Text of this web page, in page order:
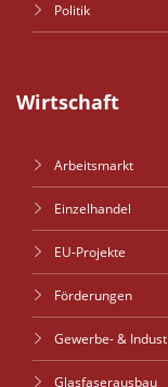
Politik
Wirtschaft
Arbeitsmarkt
Einzelhandel
EU-Projekte
Förderungen
Gewerbe- &
Glasfaserausbau